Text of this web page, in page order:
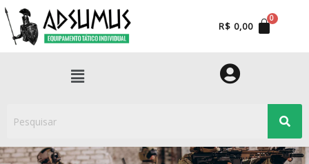
para
R$ 0,00
Menu